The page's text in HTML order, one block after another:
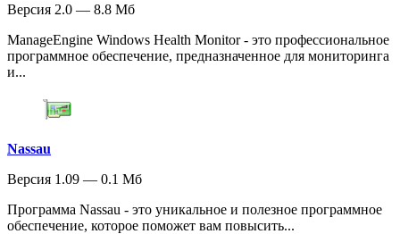
Версия 2.0 — 8.8 Мб
ManageEngine Windows Health Monitor - это профессиональное
программное обеспечение, предназначенное для мониторинга
и...
Nassau
Версия 1.09 — 0.1 Мб
Программа Nassau - это уникальное и полезное программное
обеспечение, которое поможет вам повысить...